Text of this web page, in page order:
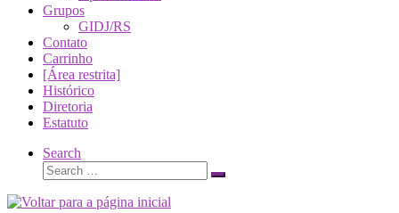
Grupos
GIDJ/RS
Contato
Carrinho
[Área restrita]
Histórico
Diretoria
Estatuto
Search
Search
Search